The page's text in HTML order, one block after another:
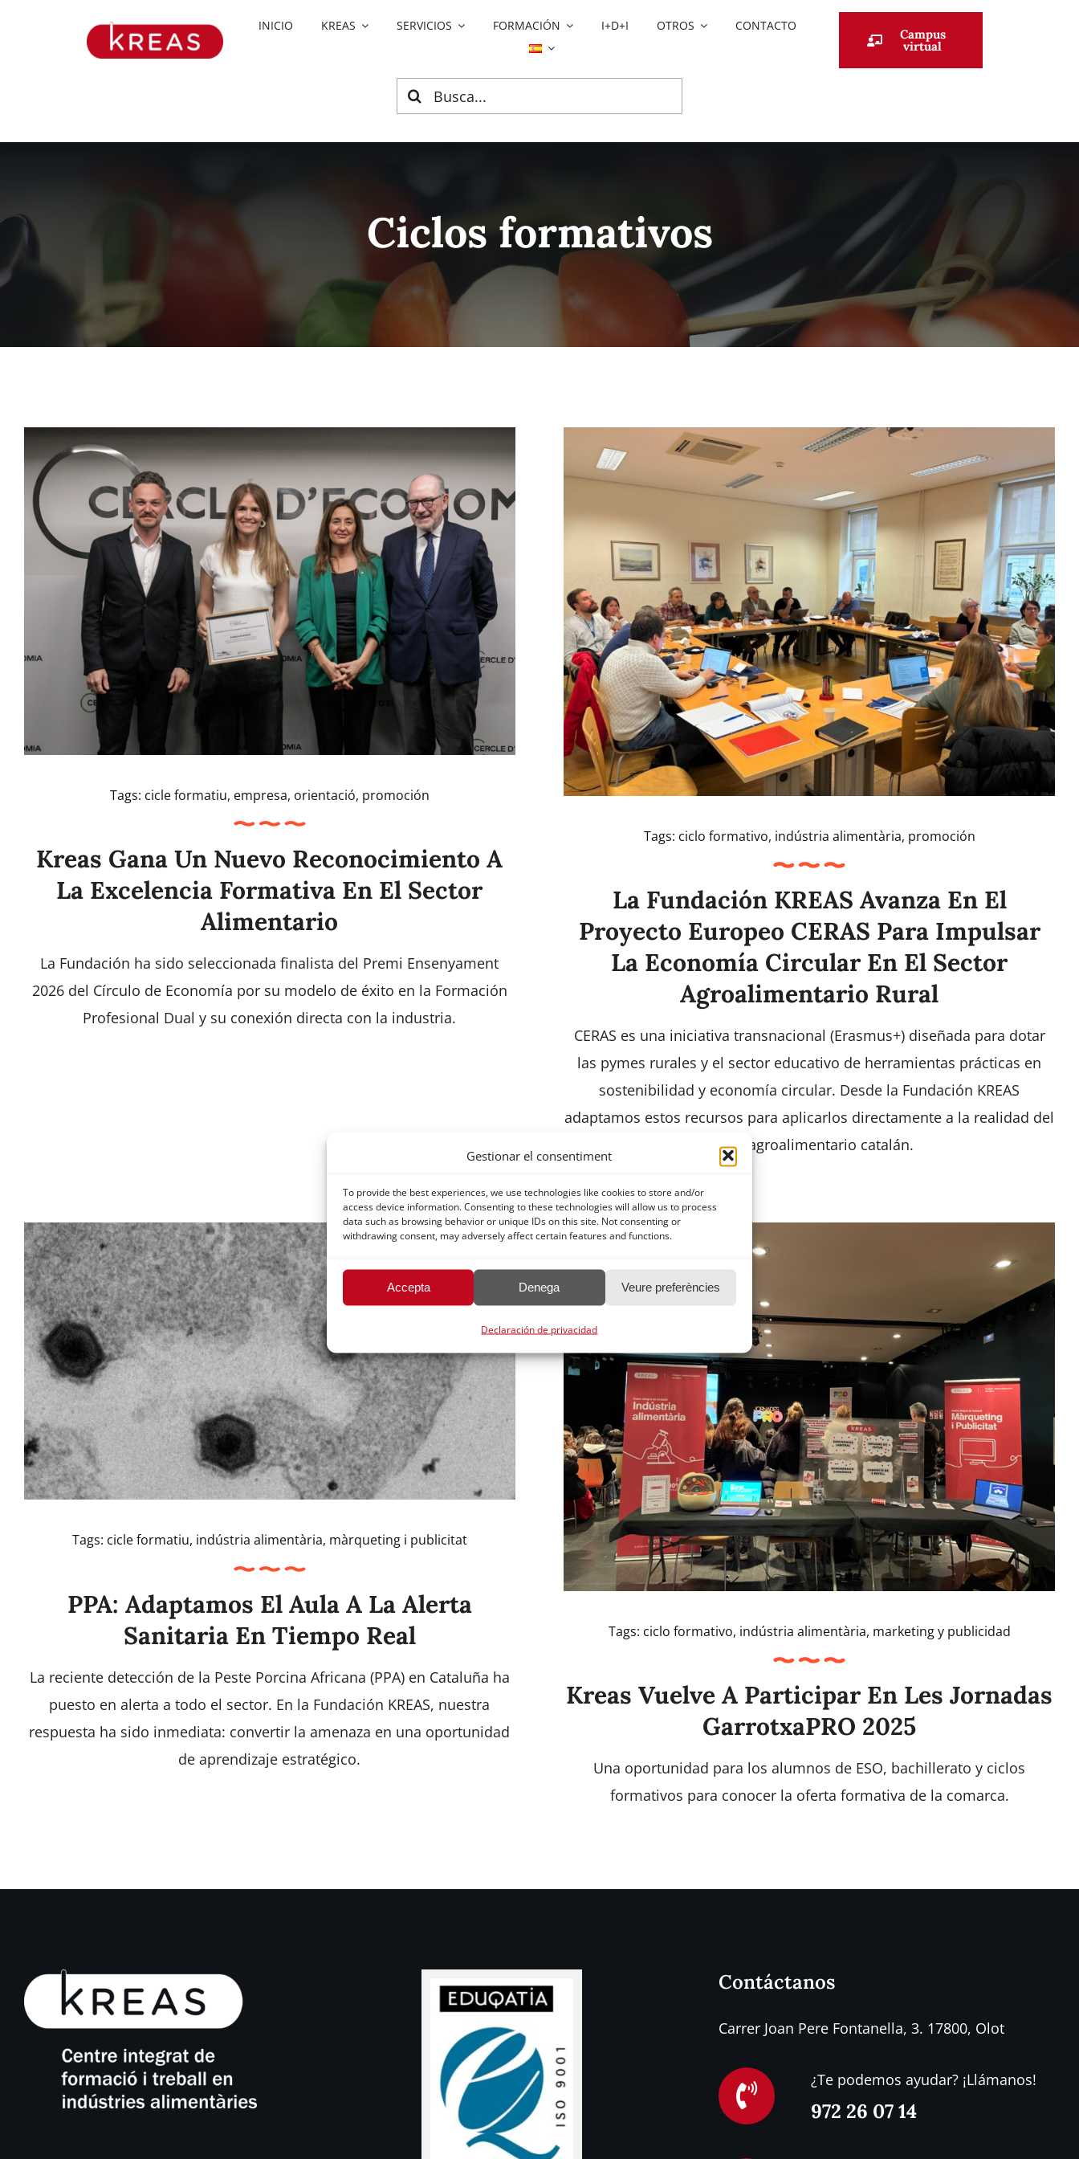
Gestionar el consentiment
To provide the best experiences, we use technologies like cookies to store and/or
access device information. Consenting to these technologies will allow us to process
data such as browsing behavior or unique IDs on this site. Not consenting or
withdrawing consent, may adversely affect certain features and functions.
Accepta Denega Veure preferències
Declaración de privacidad
INICIO KREAS SERVICIOS FORMACIÓN I+D+I OTROS CONTACTO
Campus
virtual
Search
for:
Ciclos formativos
Tags: cicle formatiu, empresa, orientació, promoción
Kreas Gana Un Nuevo Reconocimiento A
La Excelencia Formativa En El Sector
Alimentario
La Fundación ha sido seleccionada finalista del Premi Ensenyament
2026 del Círculo de Economía por su modelo de éxito en la Formación
Profesional Dual y su conexión directa con la industria.
Tags: ciclo formativo, indústria alimentària, promoción
La Fundación KREAS Avanza En El
Proyecto Europeo CERAS Para Impulsar
La Economía Circular En El Sector
Agroalimentario Rural
CERAS es una iniciativa transnacional (Erasmus+) diseñada para dotar
las pymes rurales y el sector educativo de herramientas prácticas en
sostenibilidad y economía circular. Desde la Fundación KREAS
adaptamos estos recursos para aplicarlos directamente a la realidad del
tejido agroalimentario catalán.
Tags: cicle formatiu, indústria alimentària, màrqueting i publicitat
PPA: Adaptamos El Aula A La Alerta
Sanitaria En Tiempo Real
La reciente detección de la Peste Porcina Africana (PPA) en Cataluña ha
puesto en alerta a todo el sector. En la Fundación KREAS, nuestra
respuesta ha sido inmediata: convertir la amenaza en una oportunidad
de aprendizaje estratégico.
Tags: ciclo formativo, indústria alimentària, marketing y publicidad
Kreas Vuelve A Participar En Les Jornadas
GarrotxaPRO 2025
Una oportunidad para los alumnos de ESO, bachillerato y ciclos
formativos para conocer la oferta formativa de la comarca.
Contáctanos
Carrer Joan Pere Fontanella, 3. 17800, Olot
¿Te podemos ayudar? ¡Llámanos!
972 26 07 14